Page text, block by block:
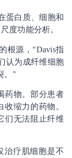
蛋白质、细胞和
度功能分析。
根源，"Davis指
认为成纤维细胞
。"
药物。部分患者
缩力的药物。
们无法阻止纤维
治疗肌细胞是不